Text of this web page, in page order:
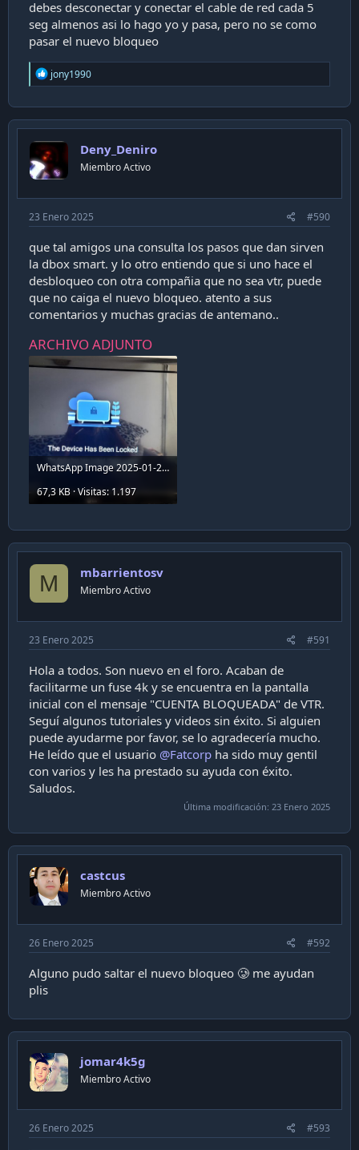
debes desconectar y conectar el cable de red cada 5
seg almenos asi lo hago yo y pasa, pero no se como
pasar el nuevo bloqueo
R
e
c
t
o
n
s
jony1990
Deny_Deniro
Miembro Activo
23 Enero 2025 #590
que tal amigos una consulta los pasos que dan sirven
la dbox smart. y lo otro entiendo que si uno hace el
desbloqueo con otra compañia que no sea vtr, puede
que no caiga el nuevo bloqueo. atento a sus
comentarios y muchas gracias de antemano..
ARCHIVO ADJUNTO
WhatsApp Image 2025-01-23 at 12.37.53.jpeg
67,3 KB · Visitas: 1.197
M mbarrientosv
Miembro Activo
23 Enero 2025 #591
Hola a todos. Son nuevo en el foro. Acaban de
facilitarme un fuse 4k y se encuentra en la pantalla
inicial con el mensaje "CUENTA BLOQUEADA" de VTR.
Seguí algunos tutoriales y videos sin éxito. Si alguien
puede ayudarme por favor, se lo agradecería mucho.
He leído que el usuario @Fatcorp ha sido muy gentil
con varios y les ha prestado su ayuda con éxito.
Saludos.
Última modificación: 23 Enero 2025
castcus
Miembro Activo
26 Enero 2025 #592
Alguno pudo saltar el nuevo bloqueo 🥲 me ayudan
plis
jomar4k5g
Miembro Activo
26 Enero 2025 #593